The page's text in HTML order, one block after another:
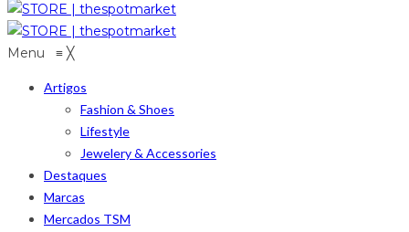
Menu ≡ ╳
Artigos
Fashion & Shoes
Lifestyle
Jewelery & Accessories
Destaques
Marcas
Mercados TSM